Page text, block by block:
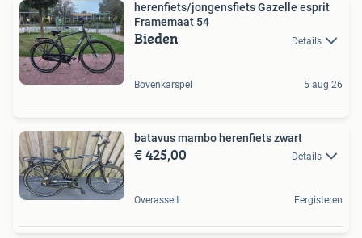
herenfiets/jongensfiets Gazelle esprit
Framemaat 54
Bieden Details
Bovenkarspel 5 aug 26
batavus mambo herenfiets zwart
€ 425,00 Details
Overasselt Eergisteren